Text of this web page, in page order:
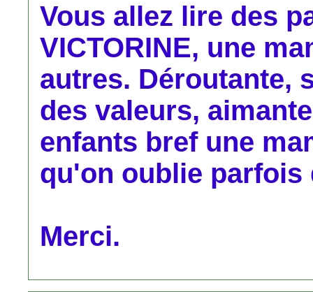
Vous allez lire des
VICTORINE, une
autres. Déroutante,
des valeurs,
enfants bref une
qu'on oublie parfois
Merci.